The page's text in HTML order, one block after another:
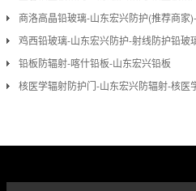
商洛高晶铅玻璃-山东宏兴防护(推荐商家
鸡西铅玻璃-山东宏兴防护-射线防护铅玻
铅板防辐射-喀什铅板-山东宏兴铅板
核医学辐射防护门-山东宏兴防辐射-核医